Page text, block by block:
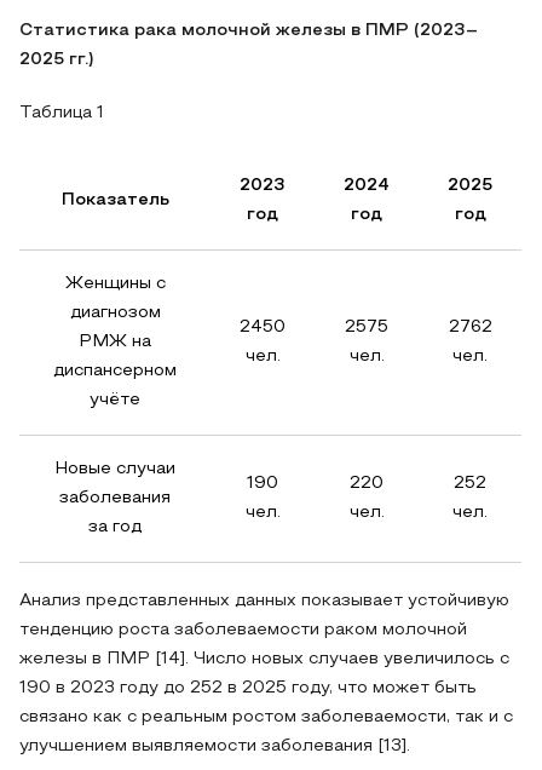
Статистика рака молочной железы в ПМР (2023–
2025 гг.)
Таблица 1
Показатель
2023
год
2024
год
2025
год
Женщины с
диагнозом
РМЖ на
диспансерном
учёте
2450
чел.
2575
чел.
2762
чел.
Новые случаи
заболевания
за год
190
чел.
220
чел.
252
чел.
Анализ представленных данных показывает устойчивую
тенденцию роста заболеваемости раком молочной
железы в ПМР [14]. Число новых случаев увеличилось с
190 в 2023 году до 252 в 2025 году, что может быть
связано как с реальным ростом заболеваемости, так и с
улучшением выявляемости заболевания [13].